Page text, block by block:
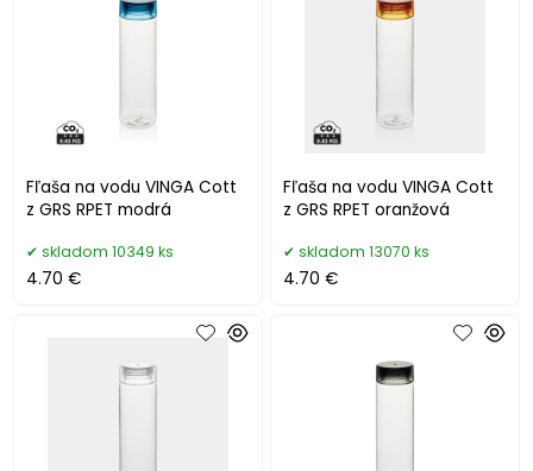
Fľaša na vodu VINGA Cott
z GRS RPET modrá
skladom 10349 ks
4.70 €
Fľaša na vodu VINGA Cott
z GRS RPET oranžová
skladom 13070 ks
4.70 €